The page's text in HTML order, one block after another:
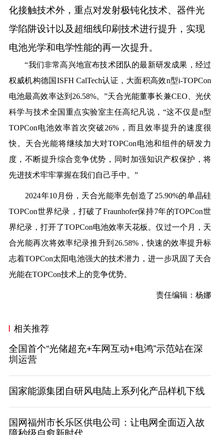
化接触技术外，重点对发射极钝化技术、器件光
学陷阱设计以及超细线印刷技术进行提升，实现
电池光学和电学性能的再一次提升。
“我们非常高兴地宣布技术团队的最新研发成果，经过
权威机构德国ISFH CalTech认证，大面积高效n型i-TOPCon
电池最高效率达到26.58%。”天合光能董事长兼CEO、光伏
科学与技术全国重点实验室主任高纪凡说，“这不仅是n型
TOPCon电池效率首次突破26%，而且效率提升的速度很
快。天合光能将继续加大对TOPCon电池和组件的研发力
度，不断提升综合竞争优势，同时加强知识产权保护，将
先进技术牢牢掌握在我们自己手中。”
2024年10月份，天合光能率先创造了25.90%的单晶硅
TOPCon世界纪录，打破了Fraunhofer保持7年的TOPCon世
界纪录，打开了TOPCon电池效率天花板。仅过一个月，天
合光能再次将效率纪录推升到26.58%，快速的效率提升标
志着TOPCon太阳电池强大的技术潜力，进一步巩固了天合
光能在TOPCon技术上的竞争优势。
责任编辑：杨娜
相关推荐
全国首个“光储超充+车网互动+电鸿”示范站在深
圳运营
国家能源集团自研风电陆上系列化产品样机下线
国网福州市长乐区供电公司：让电网全面迈入故